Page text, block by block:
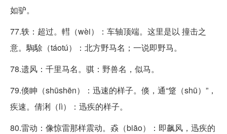
如驴。
77.轶：超过。轊（wèi）：车轴顶端。这里是以 撞击之
意。騊駼（táotú）：北方野马名；一说即野马。
78.遗风：千里马名。骐：野兽名，似马。
79.倏眒（shūshēn）：迅速的样子。倏，通“跾（shū）”，
疾速。倩浰（lì）：迅疾的样子。
80.雷动：像惊雷那样震动。猋（biāo）：即飙风，迅疾的